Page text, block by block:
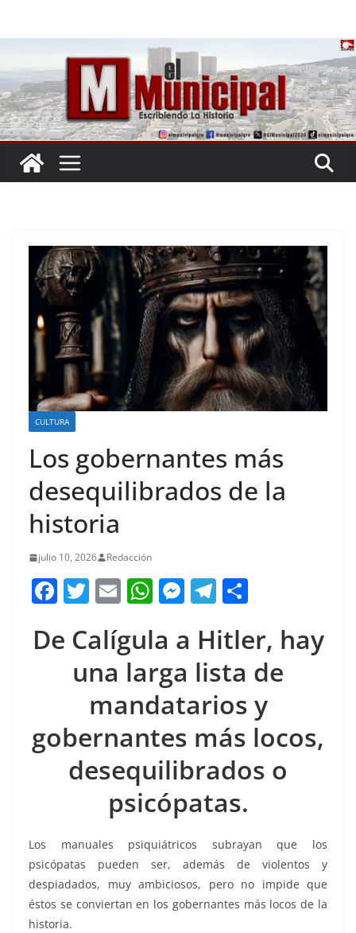
CULTURA
Los gobernantes más
desequilibrados de la
historia
julio 10, 2026 Redacción
F
c
o
k
T
itt
er
E
ai
l
W
at
s
A
p
p
M
ss
e
n
g
er
T
e
gr
a
m
m
p
ar
tir
De Calígula a Hitler, hay
una larga lista de
mandatarios y
gobernantes más locos,
desequilibrados o
psicópatas.
Los manuales psiquiátricos subrayan que los
psicópatas pueden ser, además de violentos y
despiadados, muy ambiciosos, pero no impide que
éstos se conviertan en los gobernantes más locos de la
historia.